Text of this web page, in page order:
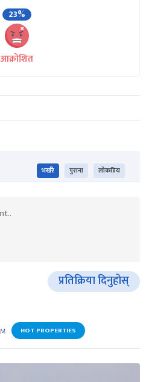
23%
आक्रोशित
भर्खरै पुराना लोकप्रिय
प्रतिक्रिया दिनुहोस्
HOT PROPERTIES